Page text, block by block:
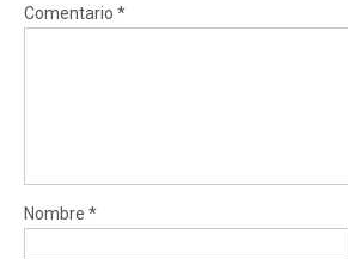
Comentario *
Nombre *